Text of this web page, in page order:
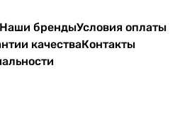
Наши брендыУсловия оплаты
качестваКонтакты